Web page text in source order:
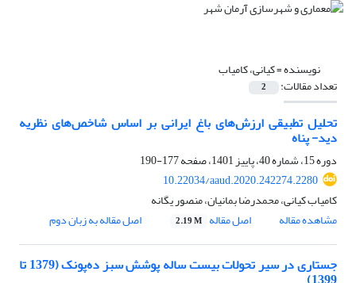
نویسنده =کیانی، کامیاب
تعداد مقالات: 2
تحلیل تطبیقی ارزش‌های باغ ‌ایرانی بر اساس شاخص‌های نظریه
دید- پناه
دوره 15، شماره 40، پاییز 1401، صفحه
177-190
10.22034/aaud.2020.242274.2280
کامیاب کیانی، محمدرضا بمانیان، منصور یگانه
مشاهده مقاله
اصل مقاله 2.19 M اصل مقاله به زبان دوم
جستاری در سیر تحولات بیست ساله پوشش سبز ده‌پونک (1379 تا